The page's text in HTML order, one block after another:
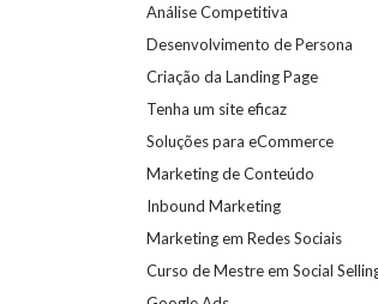
Análise Competitiva
Desenvolvimento de Persona
Criação da Landing Page
Tenha um site eficaz
Soluções para eCommerce
Marketing de Conteúdo
Inbound Marketing
Marketing em Redes Sociais
Curso de Mestre em Social